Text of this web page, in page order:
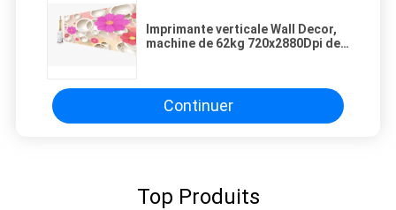
Imprimante verticale Wall Decor,
machine de 62kg 720x2880Dpi de
Continuer
Top Produits